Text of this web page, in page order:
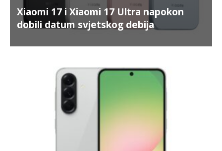
Xiaomi 17 i Xiaomi 17 Ultra napokon
dobili datum svjetskog debija